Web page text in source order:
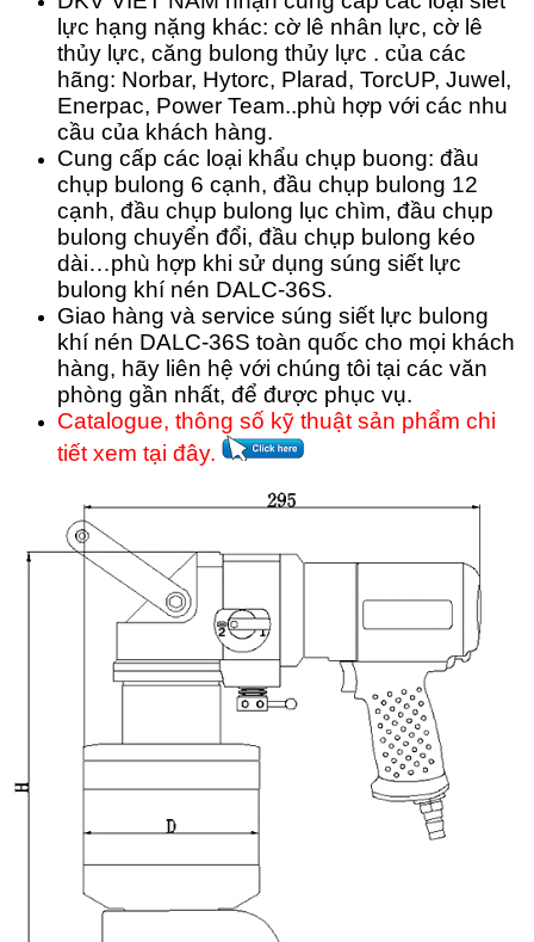
lực hạng nặng khác: cờ lê nhân lực, cờ lê
thủy lực, căng bulong thủy lực . của các
hãng: Norbar, Hytorc, Plarad, TorcUP, Juwel,
Enerpac, Power Team..phù hợp với các nhu
cầu của khách hàng.
Cung cấp các loại khẩu chụp buong: đầu
chụp bulong 6 cạnh, đầu chụp bulong 12
cạnh, đầu chụp bulong lục chìm, đầu chụp
bulong chuyển đổi, đầu chụp bulong kéo
dài…phù hợp khi sử dụng súng siết lực
bulong khí nén DALC-36S.
Giao hàng và service súng siết lực bulong
khí nén DALC-36S toàn quốc cho mọi khách
hàng, hãy liên hệ với chúng tôi tại các văn
phòng gần nhất, để được phục vụ.
Catalogue, thông số kỹ thuật sản phẩm chi
tiết xem tại đây.